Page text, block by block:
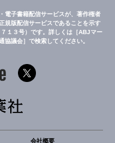
電子書籍配信サービスが、著作権者
規版配信サービスであることを示す
１３号）です。詳しくは［ABJマー
協議会］で検索してください。
会社概要